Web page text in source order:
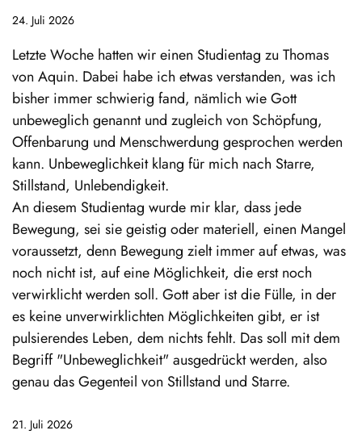
24. Juli 2026
Letzte Woche hatten wir einen Studientag zu Thomas
von Aquin. Dabei habe ich etwas verstanden, was ich
bisher immer schwierig fand, nämlich wie Gott
unbeweglich genannt und zugleich von Schöpfung,
Offenbarung und Menschwerdung gesprochen werden
kann. Unbeweglichkeit klang für mich nach Starre,
Stillstand, Unlebendigkeit.
An diesem Studientag wurde mir klar, dass jede
Bewegung, sei sie geistig oder materiell, einen Mangel
voraussetzt, denn Bewegung zielt immer auf etwas, was
noch nicht ist, auf eine Möglichkeit, die erst noch
verwirklicht werden soll. Gott aber ist die Fülle, in der
es keine unverwirklichten Möglichkeiten gibt, er ist
pulsierendes Leben, dem nichts fehlt. Das soll mit dem
Begriff "Unbeweglichkeit" ausgedrückt werden, also
genau das Gegenteil von Stillstand und Starre.
21. Juli 2026